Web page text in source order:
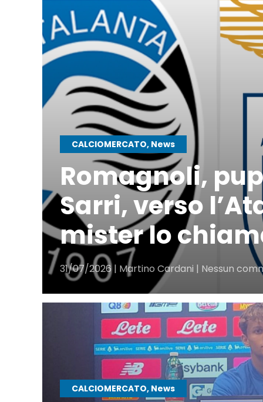
CALCIOMERCATO, News
Romagnoli,
Sarri, verso
mister lo
31/07/2026 | Martino Cardani | Nessun
CALCIOMERCATO, News